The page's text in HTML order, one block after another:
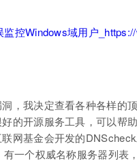
，我决定查看各种各样的
的开源服务工具，可以帮
网基金会开发的
一个权威名称服务器列表